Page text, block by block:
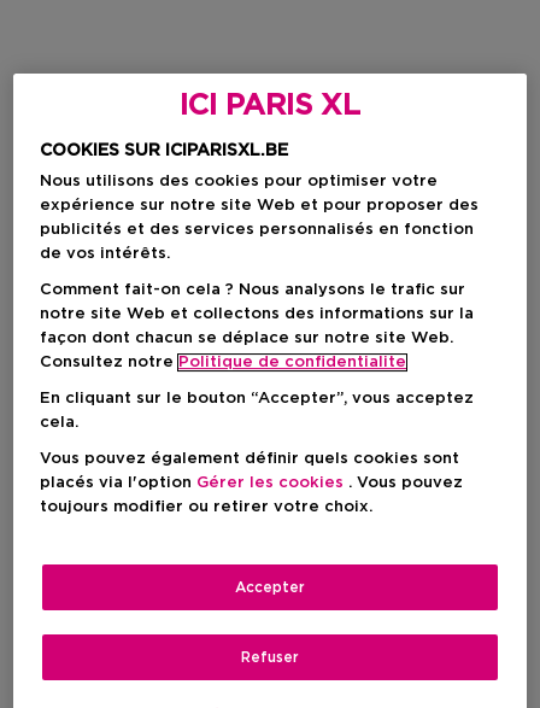
ICI PARIS XL
COOKIES SUR ICIPARISXL.BE
Nous utilisons des cookies pour optimiser votre
expérience sur notre site Web et pour proposer des
publicités et des services personnalisés en fonction
de vos intérêts.
Comment fait-on cela ? Nous analysons le trafic sur
notre site Web et collectons des informations sur la
façon dont chacun se déplace sur notre site Web.
Consultez notre Politique de confidentialite
En cliquant sur le bouton “Accepter”, vous acceptez
cela.
Vous pouvez également définir quels cookies sont
placés via l'option Gérer les cookies . Vous pouvez
toujours modifier ou retirer votre choix.
Refuser
Accepter